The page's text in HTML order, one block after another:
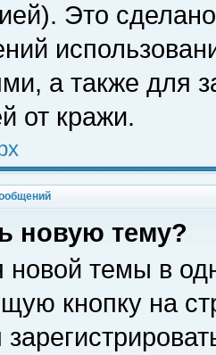
Это
а также для
от кражи.
новую тему?
новой темы в
кнопку на